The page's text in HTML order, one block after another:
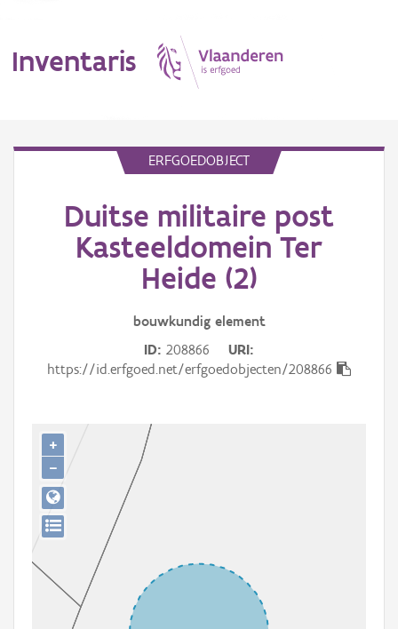
Inventaris
Erfgoedobject
Aanduidingsobject
Gebeurtenis
Downloads
Hergebruik
Aanmelden
ERFGOEDOBJECT
Duitse militaire post
Kasteeldomein Ter
Heide (2)
bouwkundig element
ID 208866
URI
https://id.erfgoed.net/erfgoedobjecten/208866
+
−